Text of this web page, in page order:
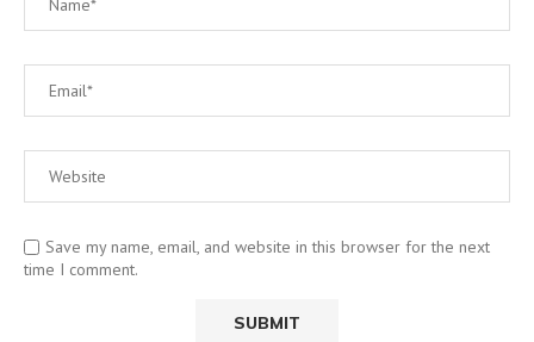
Save my name, email, and website in this browser for the next
time I comment.